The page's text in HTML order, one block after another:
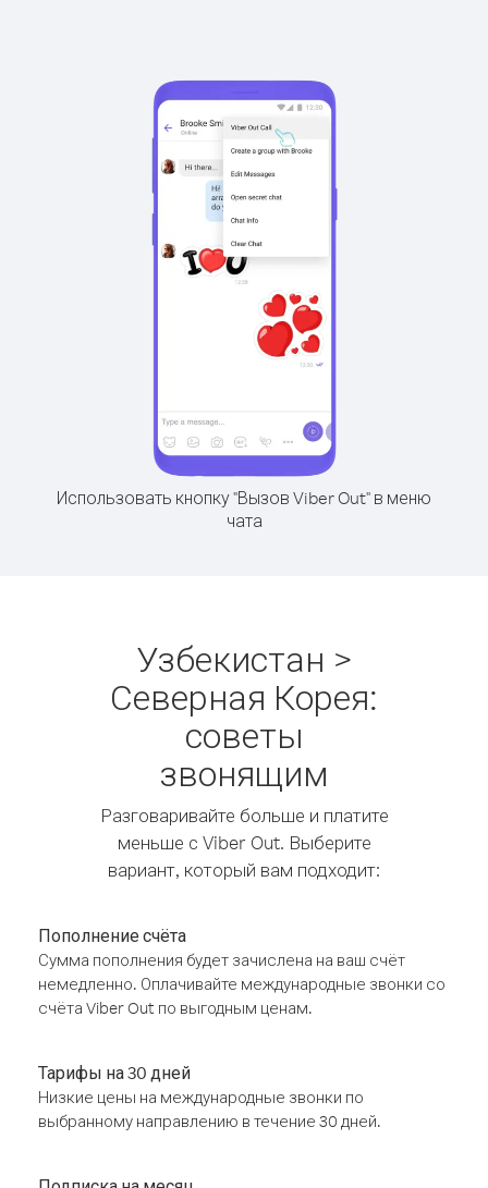
Использовать кнопку "Вызов Viber Out" в меню
чата
Узбекистан >
Северная Корея:
советы
звонящим
Разговаривайте больше и платите
меньше с Viber Out. Выберите
вариант, который вам подходит:
Пополнение счёта
Сумма пополнения будет зачислена на ваш счёт
немедленно. Оплачивайте международные звонки со
счёта Viber Out по выгодным ценам.
Тарифы на 30 дней
Низкие цены на международные звонки по
выбранному направлению в течение 30 дней.